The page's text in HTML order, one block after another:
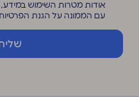
אודות מטרות השימוש
עם הממונה על הגנת הפרטיות